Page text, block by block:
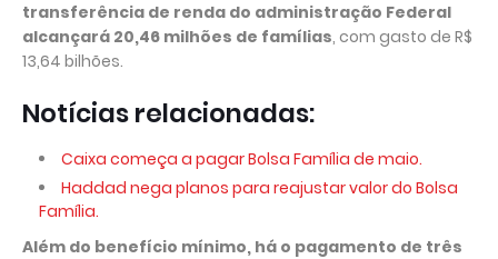
transferência de renda do administração Federal
alcançará 20,46 milhões de famílias, com gasto de R$
13,64 bilhões.
Notícias relacionadas:
Caixa começa a pagar Bolsa Família de maio.
Haddad nega planos para reajustar valor do Bolsa
Família.
Além do benefício mínimo, há o pagamento de três